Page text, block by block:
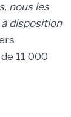
nous les
disposition
11 000